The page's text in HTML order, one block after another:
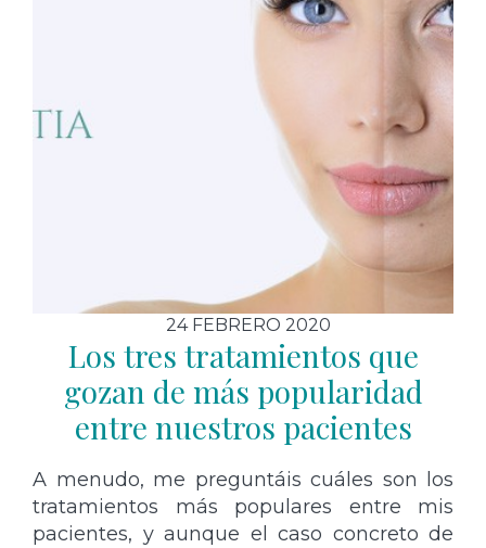
24 FEBRERO 2020
Los tres tratamientos que
gozan de más popularidad
entre nuestros pacientes
A menudo, me preguntáis cuáles son los
tratamientos más populares entre mis
pacientes, y aunque el caso concreto de